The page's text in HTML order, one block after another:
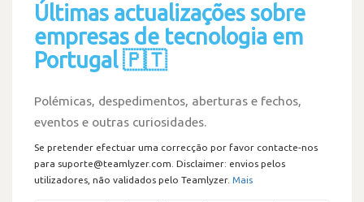
Últimas actualizações sobre
empresas de tecnologia em
Portugal 🇵🇹
Polémicas, despedimentos, aberturas e fechos,
eventos e outras curiosidades.
Se pretender efectuar uma correcção por favor contacte-nos
para suporte@teamlyzer.com. Disclaimer: envios pelos
utilizadores, não validados pelo Teamlyzer. Mais